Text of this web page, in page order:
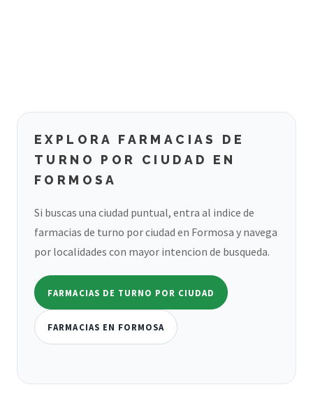
EXPLORA FARMACIAS DE
TURNO POR CIUDAD EN
FORMOSA
Si buscas una ciudad puntual, entra al indice de
farmacias de turno por ciudad en Formosa y navega
por localidades con mayor intencion de busqueda.
FARMACIAS DE TURNO POR CIUDAD
FARMACIAS EN FORMOSA